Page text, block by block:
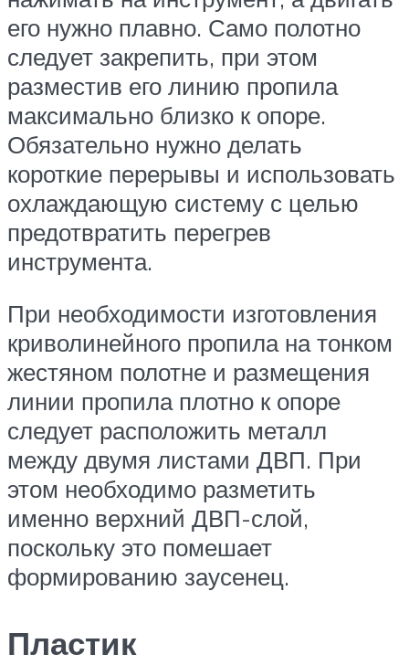
его нужно плавно. Само полотно
следует закрепить, при этом
разместив его линию пропила
максимально близко к опоре.
Обязательно нужно делать
короткие перерывы и использовать
охлаждающую систему с целью
предотвратить перегрев
инструмента.
При необходимости изготовления
криволинейного пропила на тонком
жестяном полотне и размещения
линии пропила плотно к опоре
следует расположить металл
между двумя листами ДВП. При
этом необходимо разметить
именно верхний ДВП-слой,
поскольку это помешает
формированию заусенец.
Пластик